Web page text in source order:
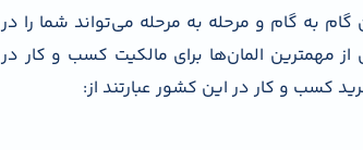
به گام و مرحله به مرحله‌ می‌تواند شما را در
مهمترین المان‌ها برای مالکیت کسب و کار در
کسب و کار در این کشور عبارتند از: